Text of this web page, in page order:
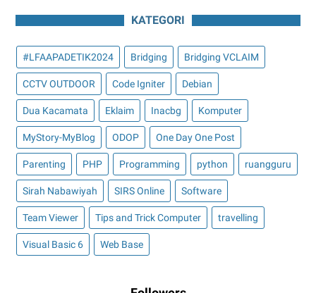
KATEGORI
#LFAAPADETIK2024 Bridging Bridging VCLAIM
CCTV OUTDOOR Code Igniter Debian
Dua Kacamata Eklaim Inacbg Komputer
MyStory-MyBlog ODOP One Day One Post
Parenting PHP Programming python ruangguru
Sirah Nabawiyah SIRS Online Software
Team Viewer Tips and Trick Computer travelling
Visual Basic 6 Web Base